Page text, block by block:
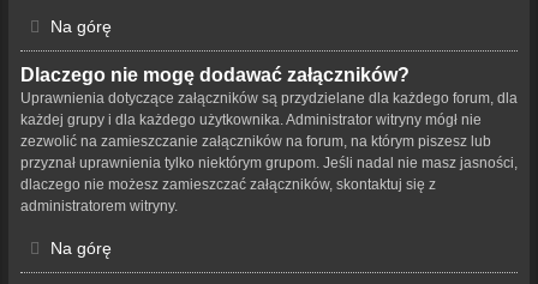
Na górę
Dlaczego nie mogę dodawać załączników?
Uprawnienia dotyczące załączników są przydzielane dla każdego forum, dla
każdej grupy i dla każdego użytkownika. Administrator witryny mógł nie
zezwolić na zamieszczanie załączników na forum, na którym piszesz lub
przyznał uprawnienia tylko niektórym grupom. Jeśli nadal nie masz jasności,
dlaczego nie możesz zamieszczać załączników, skontaktuj się z
administratorem witryny.
Na górę